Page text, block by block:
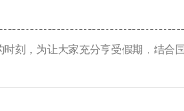
刻，为让大家充分享受假期，结合